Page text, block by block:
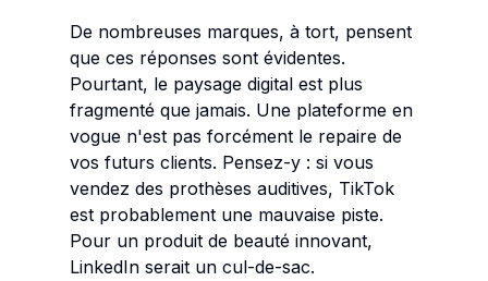
De nombreuses marques, à tort, pensent
que ces réponses sont évidentes.
Pourtant, le paysage digital est plus
fragmenté que jamais. Une plateforme en
vogue n'est pas forcément le repaire de
vos futurs clients. Pensez-y : si vous
vendez des prothèses auditives, TikTok
est probablement une mauvaise piste.
Pour un produit de beauté innovant,
LinkedIn serait un cul-de-sac.